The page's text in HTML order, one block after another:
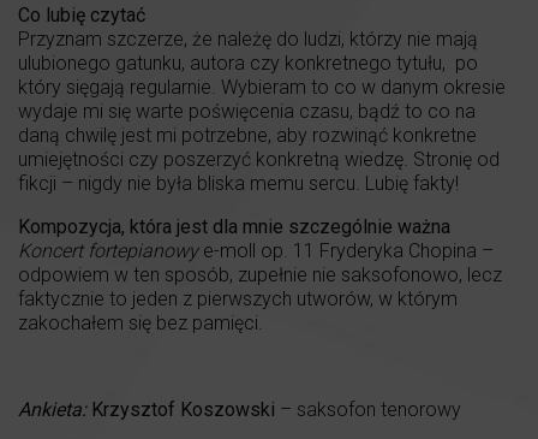
Co lubię czytać
Przyznam szczerze, że należę do ludzi, którzy nie mają
ulubionego gatunku, autora czy konkretnego tytułu, po
który sięgają regularnie. Wybieram to co w danym okresie
wydaje mi się warte poświęcenia czasu, bądź to co na
daną chwilę jest mi potrzebne, aby rozwinąć konkretne
umiejętności czy poszerzyć konkretną wiedzę. Stronię od
fikcji – nigdy nie była bliska memu sercu. Lubię fakty!
Kompozycja, która jest dla mnie szczególnie ważna
Koncert fortepianowy e-moll op. 11 Fryderyka Chopina –
odpowiem w ten sposób, zupełnie nie saksofonowo, lecz
faktycznie to jeden z pierwszych utworów, w którym
zakochałem się bez pamięci.
Ankieta:Krzysztof Koszowski – saksofon tenorowy